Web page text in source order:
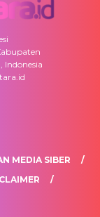
Indonesia
MEDIA SIBER